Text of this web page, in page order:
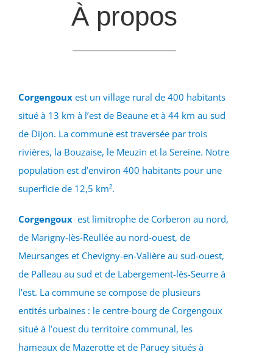
À propos
Corgengouxest un village rural de 400 habitants
situé à 13 km à l’est de Beaune et à 44 km au sud
de Dijon. La commune est traversée par trois
rivières, la Bouzaise, le Meuzin et la Sereine. Notre
population est d’environ 400 habitants pour une
superficie de 12,5 km².
Corgengoux est limitrophe de Corberon au nord,
de Marigny-lès-Reullée au nord-ouest, de
Meursanges et Chevigny-en-Valière au sud-ouest,
de Palleau au sud et de Labergement-lès-Seurre à
l’est. La commune se compose de plusieurs
entités urbaines : le centre-bourg de Corgengoux
situé à l’ouest du territoire communal, les
hameaux de Mazerotte et de Paruey situés à